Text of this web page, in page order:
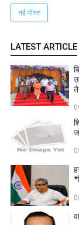
नई पोस्ट
LATEST ARTICLE